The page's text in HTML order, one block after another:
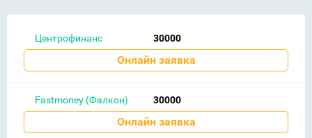
Центрофинанс 30000
Онлайн заявка
Fastmoney (Фалкон) 30000
Онлайн заявка